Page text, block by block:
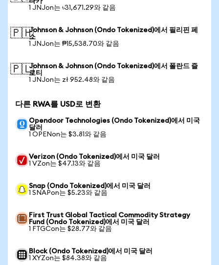
1 JNJon는 ৳31,671.29와 같음
🇵🇭Johnson & Johnson (Ondo Tokenized)에서 필리핀 페
소
1 JNJon는 ₱15,538.70와 같음
🇵🇱Johnson & Johnson (Ondo Tokenized)에서 폴란드 즐
로티
1 JNJon는 zł 952.48와 같음
다른 RWA를 USD로 변환
Opendoor Technologies (Ondo Tokenized)에서 미국
달러
1 OPENon는 $3.81와 같음
Verizon (Ondo Tokenized)에서 미국 달러
1 VZon는 $47.13와 같음
Snap (Ondo Tokenized)에서 미국 달러
1 SNAPon는 $5.23와 같음
First Trust Global Tactical Commodity Strategy
Fund (Ondo Tokenized)에서 미국 달러
1 FTGCon는 $28.77와 같음
Block (Ondo Tokenized)에서 미국 달러
1 XYZon는 $84.38와 같음